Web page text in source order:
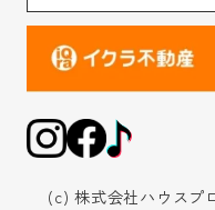
(c) 株式会社ハウスプ